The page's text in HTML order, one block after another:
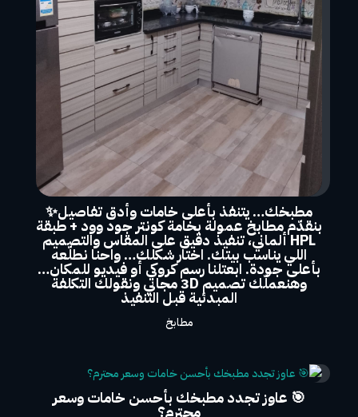
مطبخك… يتنفذ بأعلى خامات وأدق تفاصيل✨
بنقدّم مطابخ عمولة بخامة كونتر جود وود + طبقة
HPL ألماني، تنفيذ دقيق على المقاس والتصميم
اللي يناسب بيتك. اختار شكلك… واحنا نطلّعه
بأعلى جودة. ابعتلنا رسم كروكي أو فيديو للمكان…
وهنعملّك تصميم 3D مجاني ونقولك التكلفة
المبدئية قبل التنفيذ
مطابخ
🎯 عاوز تجدد مطبخك بأحسن خامات وسعر
محترم؟